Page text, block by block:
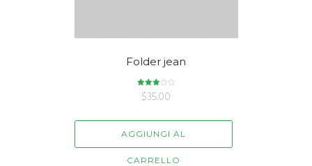
Folder jean
Valutato
3.00
$35.00
AGGIUNGI AL
CARRELLO